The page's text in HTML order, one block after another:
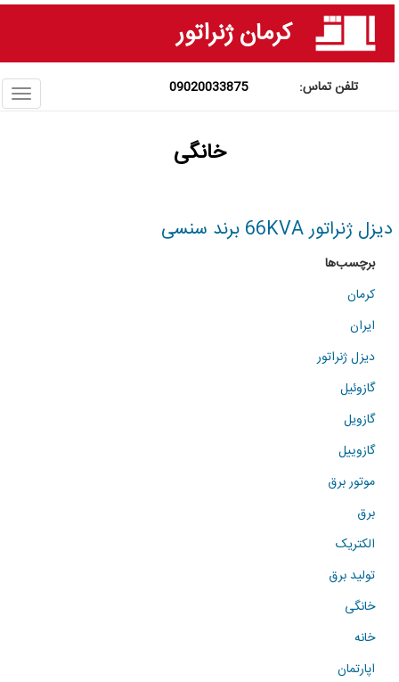
کرمان ژنراتور
09020033875
خانگی
دیزل ژنراتور 66KVA برند سنسی
برچسب‌ها
کرمان
ایران
دیزل ژنراتور
گازوئیل
گازویل
گازوییل
موتور برق
برق
الکتریک
تولید برق
خانگی
خانه
اپارتمان